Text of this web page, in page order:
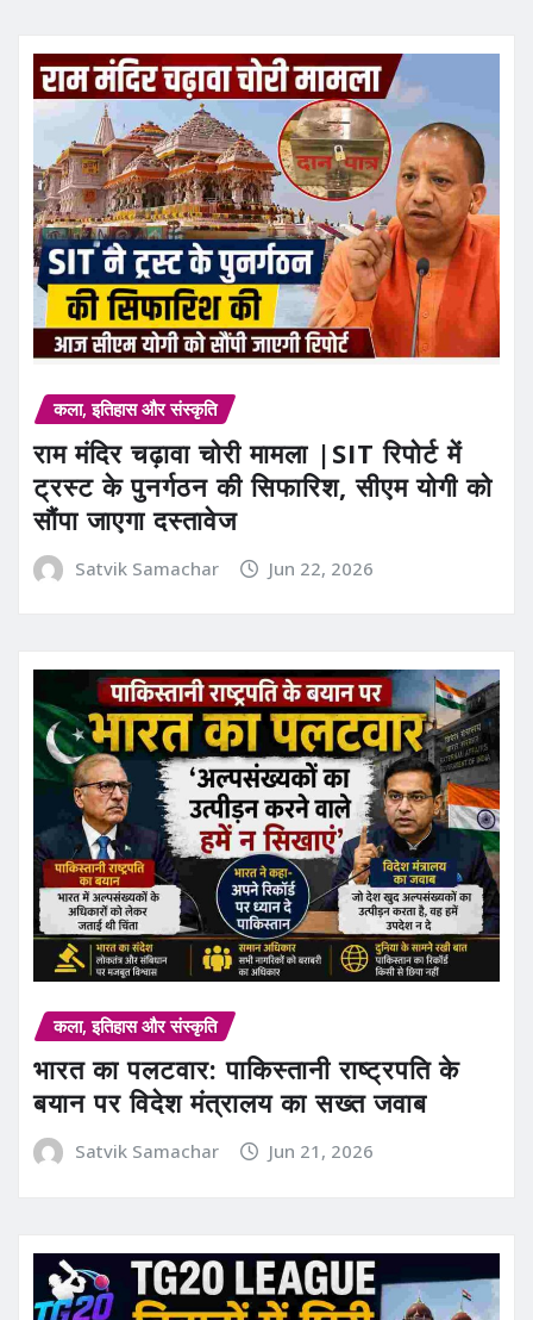
कला, इतिहास और संस्कृति
राम मंदिर चढ़ावा चोरी मामला |SIT रिपोर्ट में
ट्रस्ट के पुनर्गठन की सिफारिश, सीएम योगी को
सौंपा जाएगा दस्तावेज
Satvik Samachar Jun 22, 2026
कला, इतिहास और संस्कृति
भारत का पलटवार: पाकिस्तानी राष्ट्रपति के
बयान पर विदेश मंत्रालय का सख्त जवाब
Satvik Samachar Jun 21, 2026